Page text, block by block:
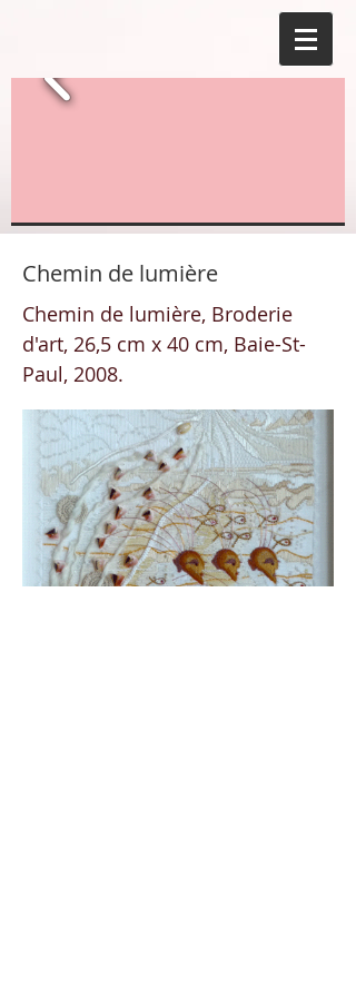
Chemin de lumière
Chemin de lumière, Broderie
d'art, 26,5 cm x 40 cm, Baie-St-
Paul, 2008.